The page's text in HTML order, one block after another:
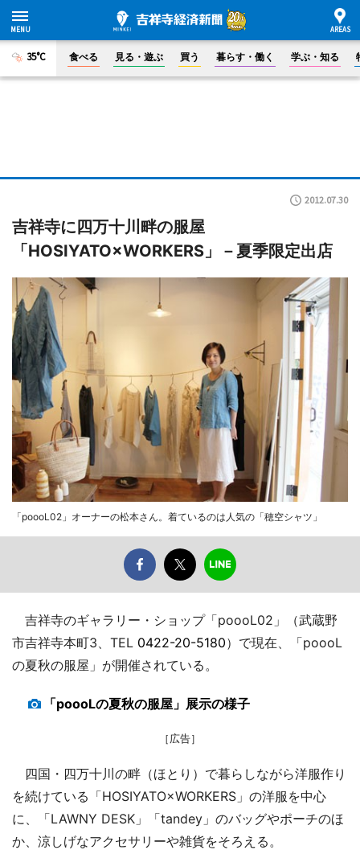
35°C 食べる 見る・遊ぶ 買う 暮らす・働く 学ぶ・知る
2012.07.30
吉祥寺に四万十川畔の服屋
「HOSIYATO×WORKERS」－夏季限定出店
「poooL02」オーナーの松本さん。着ているのは人気の「穂空シャツ」
吉祥寺のギャラリー・ショップ「poooL02」（武蔵野
市吉祥寺本町3、TEL 0422-20-5180）で現在、「poooL
の夏秋の服屋」が開催されている。
「poooLの夏秋の服屋」展示の様子
［広告］
四国・四万十川の畔（ほとり）で暮らしながら洋服作り
を続けている「HOSIYATO×WORKERS」の洋服を中心
に、「LAWNY DESK」「tandey」のバッグやポーチのほ
か、涼しげなアクセサリーや雑貨をそろえる。